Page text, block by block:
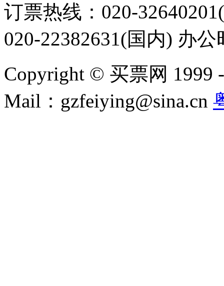
订票热线：020-
020-22382631(国内) 办
Copyright © 买票网 1999
Mail：gzfeiying@sina.cn